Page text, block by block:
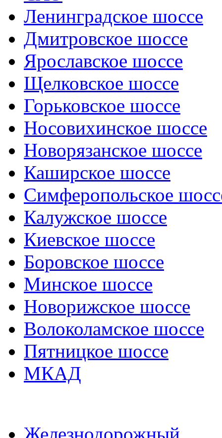
Ленинградское шоссе
Дмитровское шоссе
Ярославское шоссе
Щелковское шоссе
Горьковское шоссе
Носовихинское шоссе
Новорязанское шоссе
Каширское шоссе
Симферопольское
Калужское шоссе
Киевское шоссе
Боровское шоссе
Минское шоссе
Новорижское шоссе
Волоколамское шоссе
Пятницкое шоссе
МКАД